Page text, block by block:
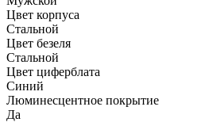
Цвет корпуса
Стальной
Цвет безеля
Стальной
Цвет циферблата
Синий
Люминесцентное покрытие
Да